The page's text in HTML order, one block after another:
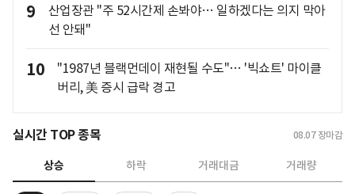
9
산업장관 "주 52시간제 손봐야… 일하겠다는 의지 막아
선 안돼"
10
"1987년 블랙먼데이 재현될 수도"… '빅쇼트' 마이클
버리, 美 증시 급락 경고
실시간 TOP 종목 08.07 장마감
상승 하락 거래대금 거래량